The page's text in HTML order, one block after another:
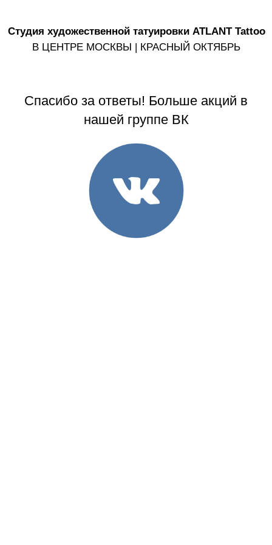
Студия художественной татуировки ATLANT Tattoo
В ЦЕНТРЕ МОСКВЫ | КРАСНЫЙ ОКТЯБРЬ
Спасибо за ответы! Больше акций в
нашей группе ВК